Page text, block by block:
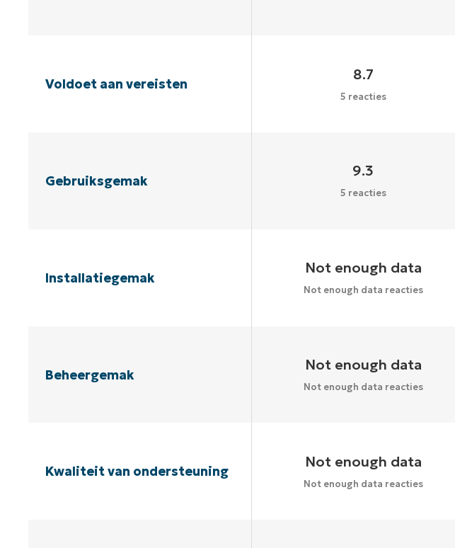
Voldoet aan vereisten
8.7
5 reacties
Gebruiksgemak
9.3
5 reacties
Installatiegemak
Not enough data
Not enough data reacties
Beheergemak
Not enough data
Not enough data reacties
Kwaliteit van ondersteuning
Not enough data
Not enough data reacties